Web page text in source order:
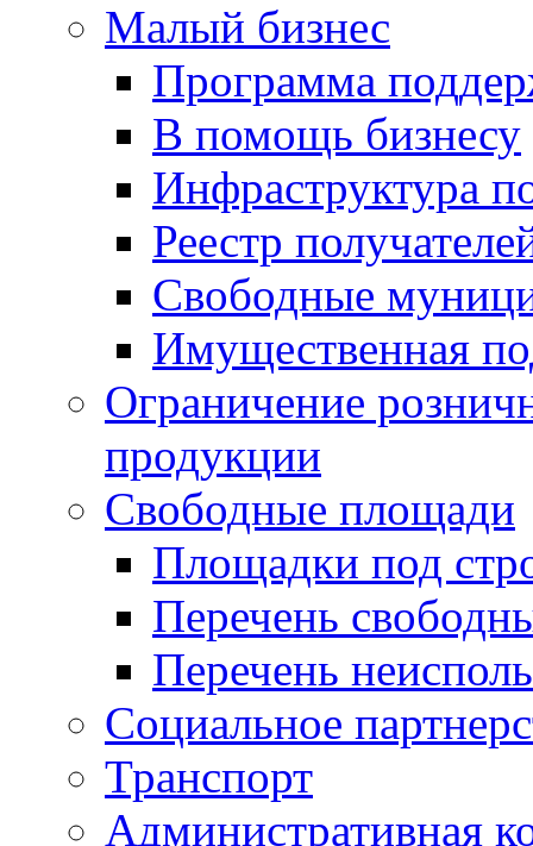
Малый бизнес
Программа
В помощь бизнесу
Инфраструктура
Реестр
Свободные
Имущественная
Ограничение
продукции
Свободные площади
Площадки под
Перечень
Перечень
Социальное
Транспорт
Административная